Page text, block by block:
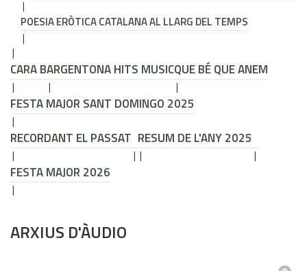
POESIA ERÒTICA CATALANA AL LLARG DEL TEMPS
CARA BARGENTONA HITS MUSICQUE BÉ QUE ANEM
FESTA MAJOR SANT DOMINGO 2025
RECORDANT EL PASSAT RESUM DE L'ANY 2025
FESTA MAJOR 2026
ARXIUS D'ÀUDIO